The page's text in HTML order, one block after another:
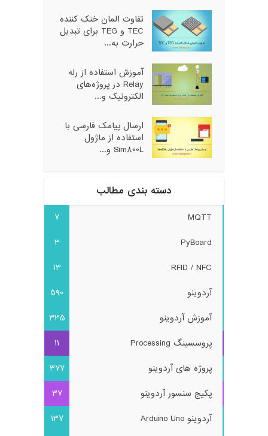
تفاوت المان خنک کننده
TEC و TEG برای تبدیل
حرارت به...
آموزش استفاده از رله
Relay در پروژه‌های
الکترونیک و...
ارسال پیامک فارسی با
استفاده از ماژول
Sim800L و...
دسته بندی مطالب
MQTT
7
PyBoard
3
RFID / NFC
13
آردوینو
590
آموزش آردوینو
335
پروسسینگ Processing
11
پروژه های آردوینو
377
پکیج سنسور آردوینو
37
آردوینو Arduino Uno
137